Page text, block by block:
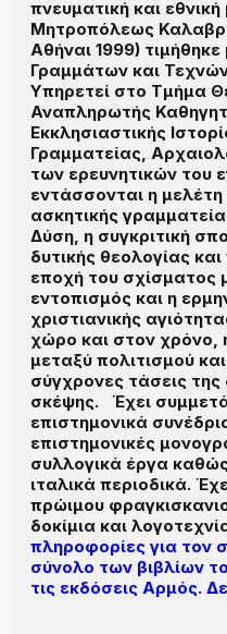
πνευματική και
Μητροπόλεως
Αθήναι 1999)
Γραμμάτων και
Υπηρετεί στο Τμήμα
Αναπληρωτής
Εκκλησιαστικής
Γραμματείας,
των ερευνητικών του
εντάσσονται η
ασκητικής
Δύση, η συγκριτική
δυτικής θεολογίας
εποχή του σχίσματος
εντοπισμός και η
χριστιανικής
χώρο και στον χρόνο,
μεταξύ πολιτισμού
σύγχρονες τάσεις της
σκέψης. Έχει
επιστημονικά
επιστημονικές
συλλογικά έργα
ιταλικά περιοδικά.
πρώιμου
δοκίμια και
πληροφορίες για τον
σύνολο των βιβλίων
τις εκδόσεις Αρμός.